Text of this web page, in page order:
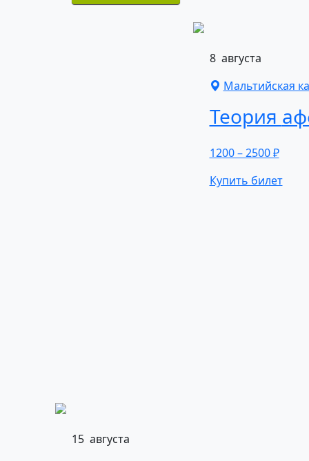
8 августа
Мальтийская
Теория
1200 – 2500 ₽
Купить билет
15 августа